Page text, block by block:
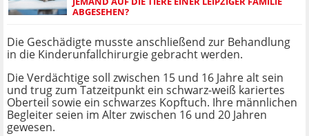
ABGESEHEN?
Die Geschädigte musste anschließend zur Behandlung
in die Kinderunfallchirurgie gebracht werden.
Die Verdächtige soll zwischen 15 und 16 Jahre alt sein
und trug zum Tatzeitpunkt ein schwarz-weiß kariertes
Oberteil sowie ein schwarzes Kopftuch. Ihre männlichen
Begleiter seien im Alter zwischen 16 und 20 Jahren
gewesen.